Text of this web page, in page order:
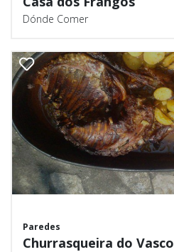
Dónde Comer
Paredes
Churrasqueira do Vasco